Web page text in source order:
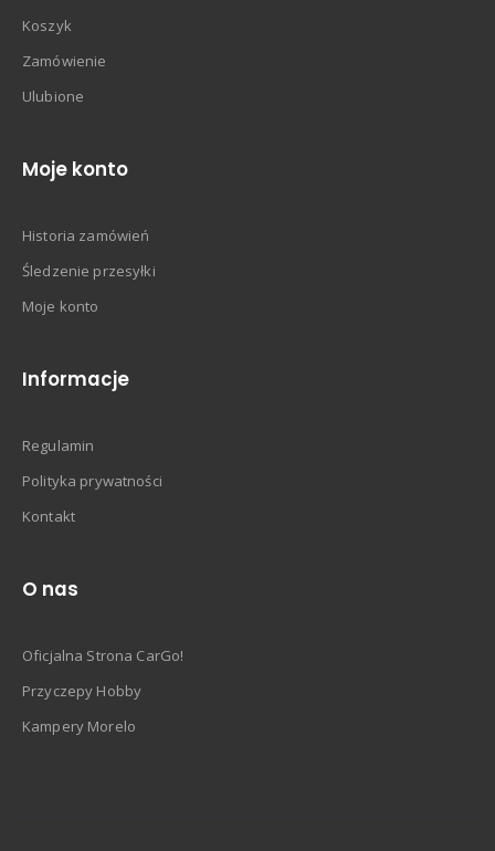
Koszyk
Zamówienie
Ulubione
Moje konto
Historia zamówień
Śledzenie przesyłki
Moje konto
Informacje
Regulamin
Polityka prywatności
Kontakt
O nas
Oficjalna Strona CarGo!
Przyczepy Hobby
Kampery Morelo